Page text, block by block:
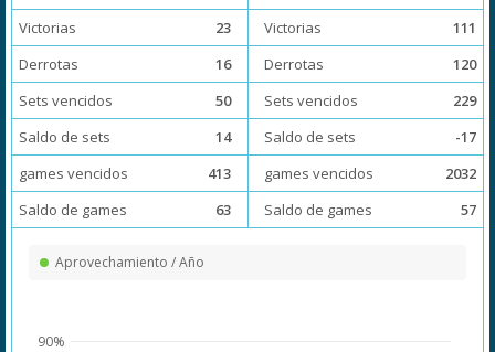
Victorias
23
Derrotas
16
Sets vencidos
50
Saldo de sets
14
games vencidos
413
Saldo de games
63
Victorias
111
Derrotas
120
Sets vencidos
229
Saldo de sets
-17
games vencidos
2032
Saldo de games
57
Aprovechamiento / Año
90%